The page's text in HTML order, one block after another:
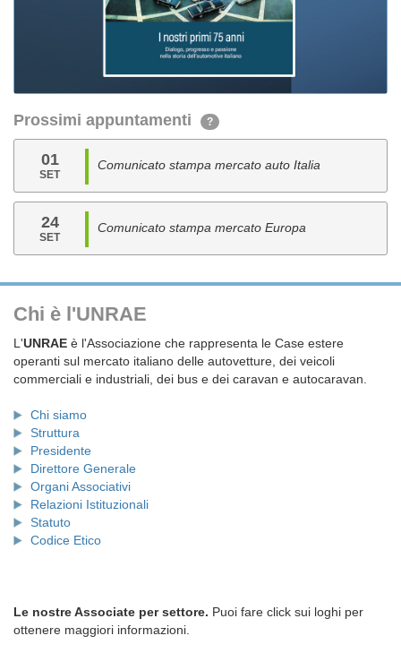
Prossimi appuntamenti ?
01
SET
Comunicato stampa mercato auto Italia
24
SET
Comunicato stampa mercato Europa
Chi è l'UNRAE
L'UNRAE è l'Associazione che rappresenta le Case estere
operanti sul mercato italiano delle autovetture, dei veicoli
commerciali e industriali, dei bus e dei caravan e autocaravan.
Chi siamo
Struttura
Presidente
Direttore Generale
Organi Associativi
Relazioni Istituzionali
Statuto
Codice Etico
Le nostre Associate per settore. Puoi fare click sui loghi per
ottenere maggiori informazioni.